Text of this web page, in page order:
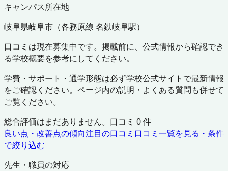
キャンパス所在地
岐阜県岐阜市 （各務原線 名鉄岐阜駅）
口コミは現在募集中です。掲載前に、公式情報から確認でき
る学校概要を参考にしてください。
学費・サポート・通学形態は必ず学校公式サイトで最新情報
をご確認ください。ページ内の説明・よくある質問も併せて
ご覧ください。
総合評価はまだありません。口コミ 0件
良い点・改善点の傾向注目の口コミ 口コミ一覧を見る・条件
で絞り込む
先生・職員の対応